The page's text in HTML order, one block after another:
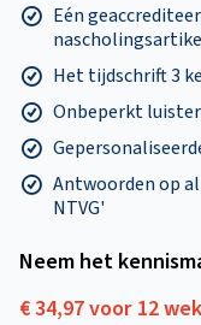
Eén
Het tijdschrift 3
Onbeperkt
Antwoorden op
NTVG'
Neem het
€ 34,97 voor 12